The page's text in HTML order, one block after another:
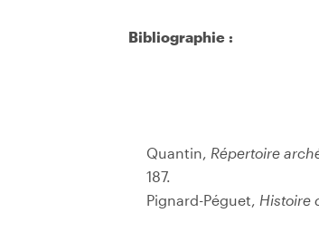
Bibliographie :
Quantin, Répertoire
187.
Pignard-Péguet, Histoire